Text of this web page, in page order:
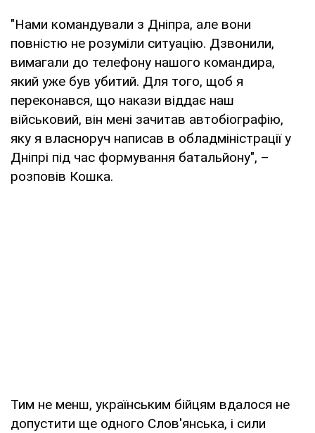
"Нами командували з Дніпра, але вони
повністю не розуміли ситуацію. Дзвонили,
вимагали до телефону нашого командира,
який уже був убитий. Для того, щоб я
переконався, що накази віддає наш
військовий, він мені зачитав автобіографію,
яку я власноруч написав в обладміністрації у
Дніпрі під час формування батальйону", –
розповів Кошка.
Тим не менш, українським бійцям вдалося не
допустити ще одного Слов'янська, і сили